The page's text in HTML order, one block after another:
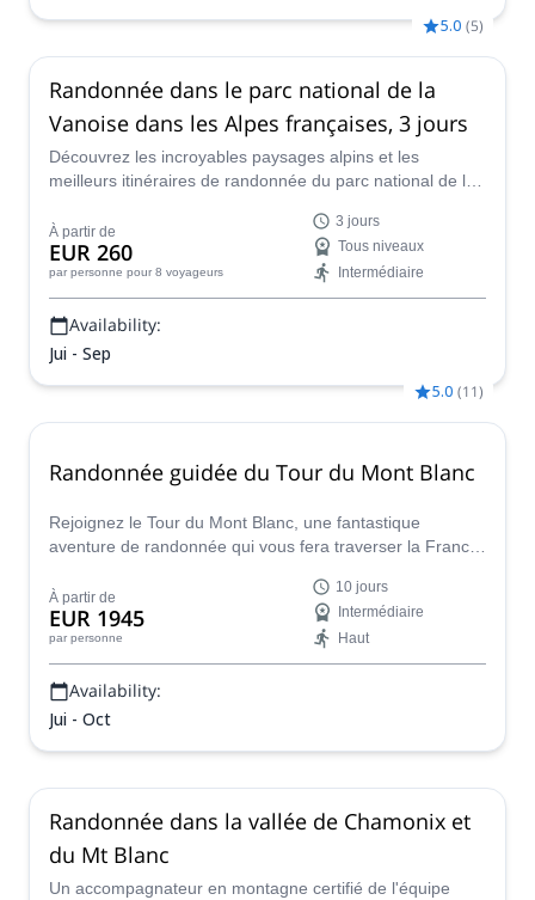
5.0 (5)
Randonnée dans le parc national de la
Vanoise dans les Alpes françaises, 3 jours
Découvrez les incroyables paysages alpins et les
meilleurs itinéraires de randonnée du parc national de la
Fabrice, accompagnateur en montagne certifié UIMLA.
À partir de
EUR 260
par personne pour 8 voyageurs
3 jours
Tous niveaux
Intermédiaire
Availability:
Jui - Sep
5.0 (11)
Randonnée guidée du Tour du Mont Blanc
Rejoignez le Tour du Mont Blanc, une fantastique
aventure de randonnée qui vous fera traverser la France,
montagne certifié de l'équipe Happy Tracks.
À partir de
EUR 1945
par personne
10 jours
Intermédiaire
Haut
Availability:
Jui - Oct
Randonnée dans la vallée de Chamonix et
du Mt Blanc
Un accompagnateur en montagne certifié de l'équipe